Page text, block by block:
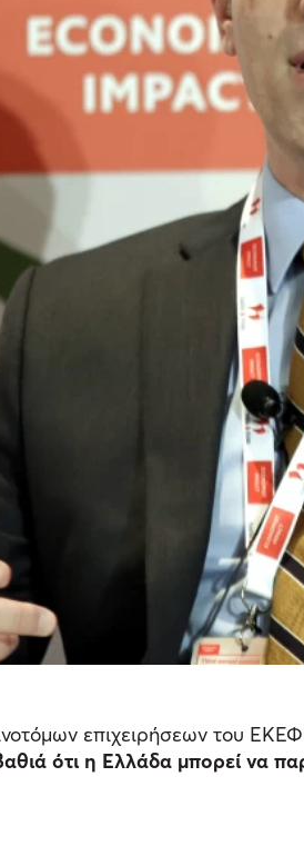
επιχειρήσεων του
ότι η Ελλάδα μπορεί να